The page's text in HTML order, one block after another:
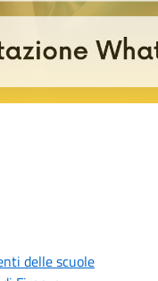
delle scuole